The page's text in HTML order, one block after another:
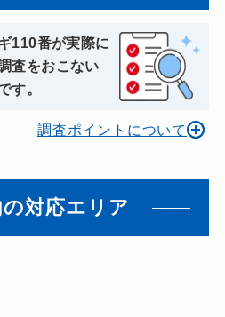
110番が実際に
査をおこない
す。
調査ポイントについて
対応エリア